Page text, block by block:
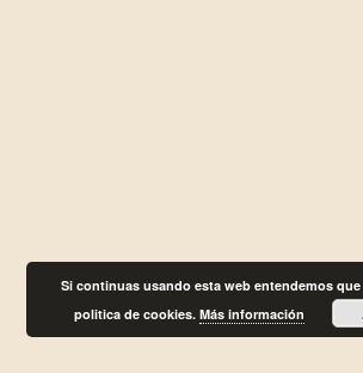
Si continuas usando esta web entendemos
politica de cookies.Más información